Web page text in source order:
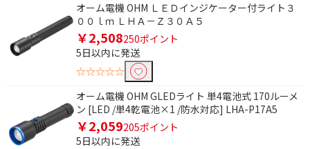
オーム電機 OHM ＬＥＤインジケーター付ライト３
００ｌｍ ＬＨＡ－Ｚ３０Ａ５
￥2,508250ポイント
5日以内に発送
☆☆☆☆☆
オーム電機 OHM GLEDライト 単4電池式 170ルーメ
ン [LED /単4乾電池×1 /防水対応] LHA-P17A5
￥2,059205ポイント
5日以内に発送